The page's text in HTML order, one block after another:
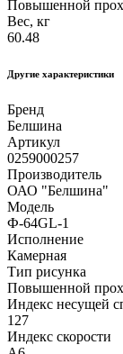
Повышенной
Вес, кг
60.48
Другие xарактеристики
Бренд
Белшина
Артикул
0259000257
Производитель
ОАО "Белшина"
Модель
Ф-64GL-1
Исполнение
Камерная
Тип рисунка
Повышенной
Индекс несущей
127
Индекс скорости